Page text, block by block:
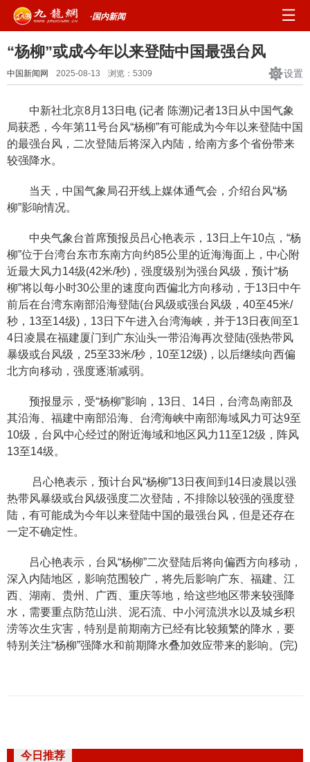
·国内新闻
“杨柳”或成今年以来登陆中国最强台风
中国新闻网 2025-08-13 浏览： 5309 设置
中新社北京8月13日电 (记者 陈溯)记者13日从中国气象
局获悉，今年第11号台风“杨柳”有可能成为今年以来登陆中国
的最强台风，二次登陆后将深入内陆，给南方多个省份带来
较强降水。
当天，中国气象局召开线上媒体通气会，介绍台风“杨
柳”影响情况。
中央气象台首席预报员吕心艳表示，13日上午10点，“杨
柳”位于台湾台东市东南方向约85公里的近海海面上，中心附
近最大风力14级(42米/秒)，强度级别为强台风级，预计“杨
柳”将以每小时30公里的速度向西偏北方向移动，于13日中午
前后在台湾东南部沿海登陆(台风级或强台风级，40至45米/
秒，13至14级)，13日下午进入台湾海峡，并于13日夜间至1
4日凌晨在福建厦门到广东汕头一带沿海再次登陆(强热带风
暴级或台风级，25至33米/秒，10至12级)，以后继续向西偏
北方向移动，强度逐渐减弱。
预报显示，受“杨柳”影响，13日、14日，台湾岛南部及
其沿海、福建中南部沿海、台湾海峡中南部海域风力可达9至
10级，台风中心经过的附近海域和地区风力11至12级，阵风
13至14级。
吕心艳表示，预计台风“杨柳”13日夜间到14日凌晨以强
热带风暴级或台风级强度二次登陆，不排除以较强的强度登
陆，有可能成为今年以来登陆中国的最强台风，但是还存在
一定不确定性。
吕心艳表示，台风“杨柳”二次登陆后将向偏西方向移动，
深入内陆地区，影响范围较广，将先后影响广东、福建、江
西、湖南、贵州、广西、重庆等地，给这些地区带来较强降
水，需要重点防范山洪、泥石流、中小河流洪水以及城乡积
涝等次生灾害，特别是前期南方已经有比较频繁的降水，要
特别关注“杨柳”强降水和前期降水叠加效应带来的影响。(完)
今日推荐